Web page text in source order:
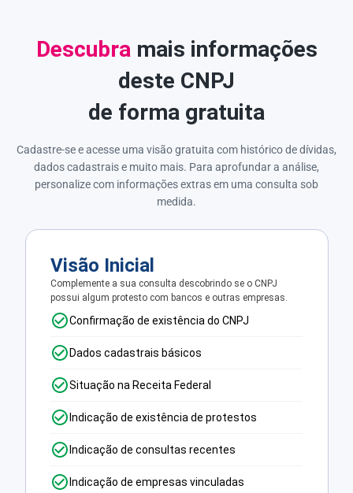
Descubra mais informações
deste CNPJ
de forma gratuita
Cadastre-se e acesse uma visão gratuita com histórico de dívidas,
dados cadastrais e muito mais. Para aprofundar a análise,
personalize com informações extras em uma consulta sob
medida.
Visão Inicial
Complemente a sua consulta descobrindo se o CNPJ
possui algum protesto com bancos e outras empresas.
Confirmação de existência do CNPJ
Dados cadastrais básicos
Situação na Receita Federal
Indicação de existência de protestos
Indicação de consultas recentes
Indicação de empresas vinculadas